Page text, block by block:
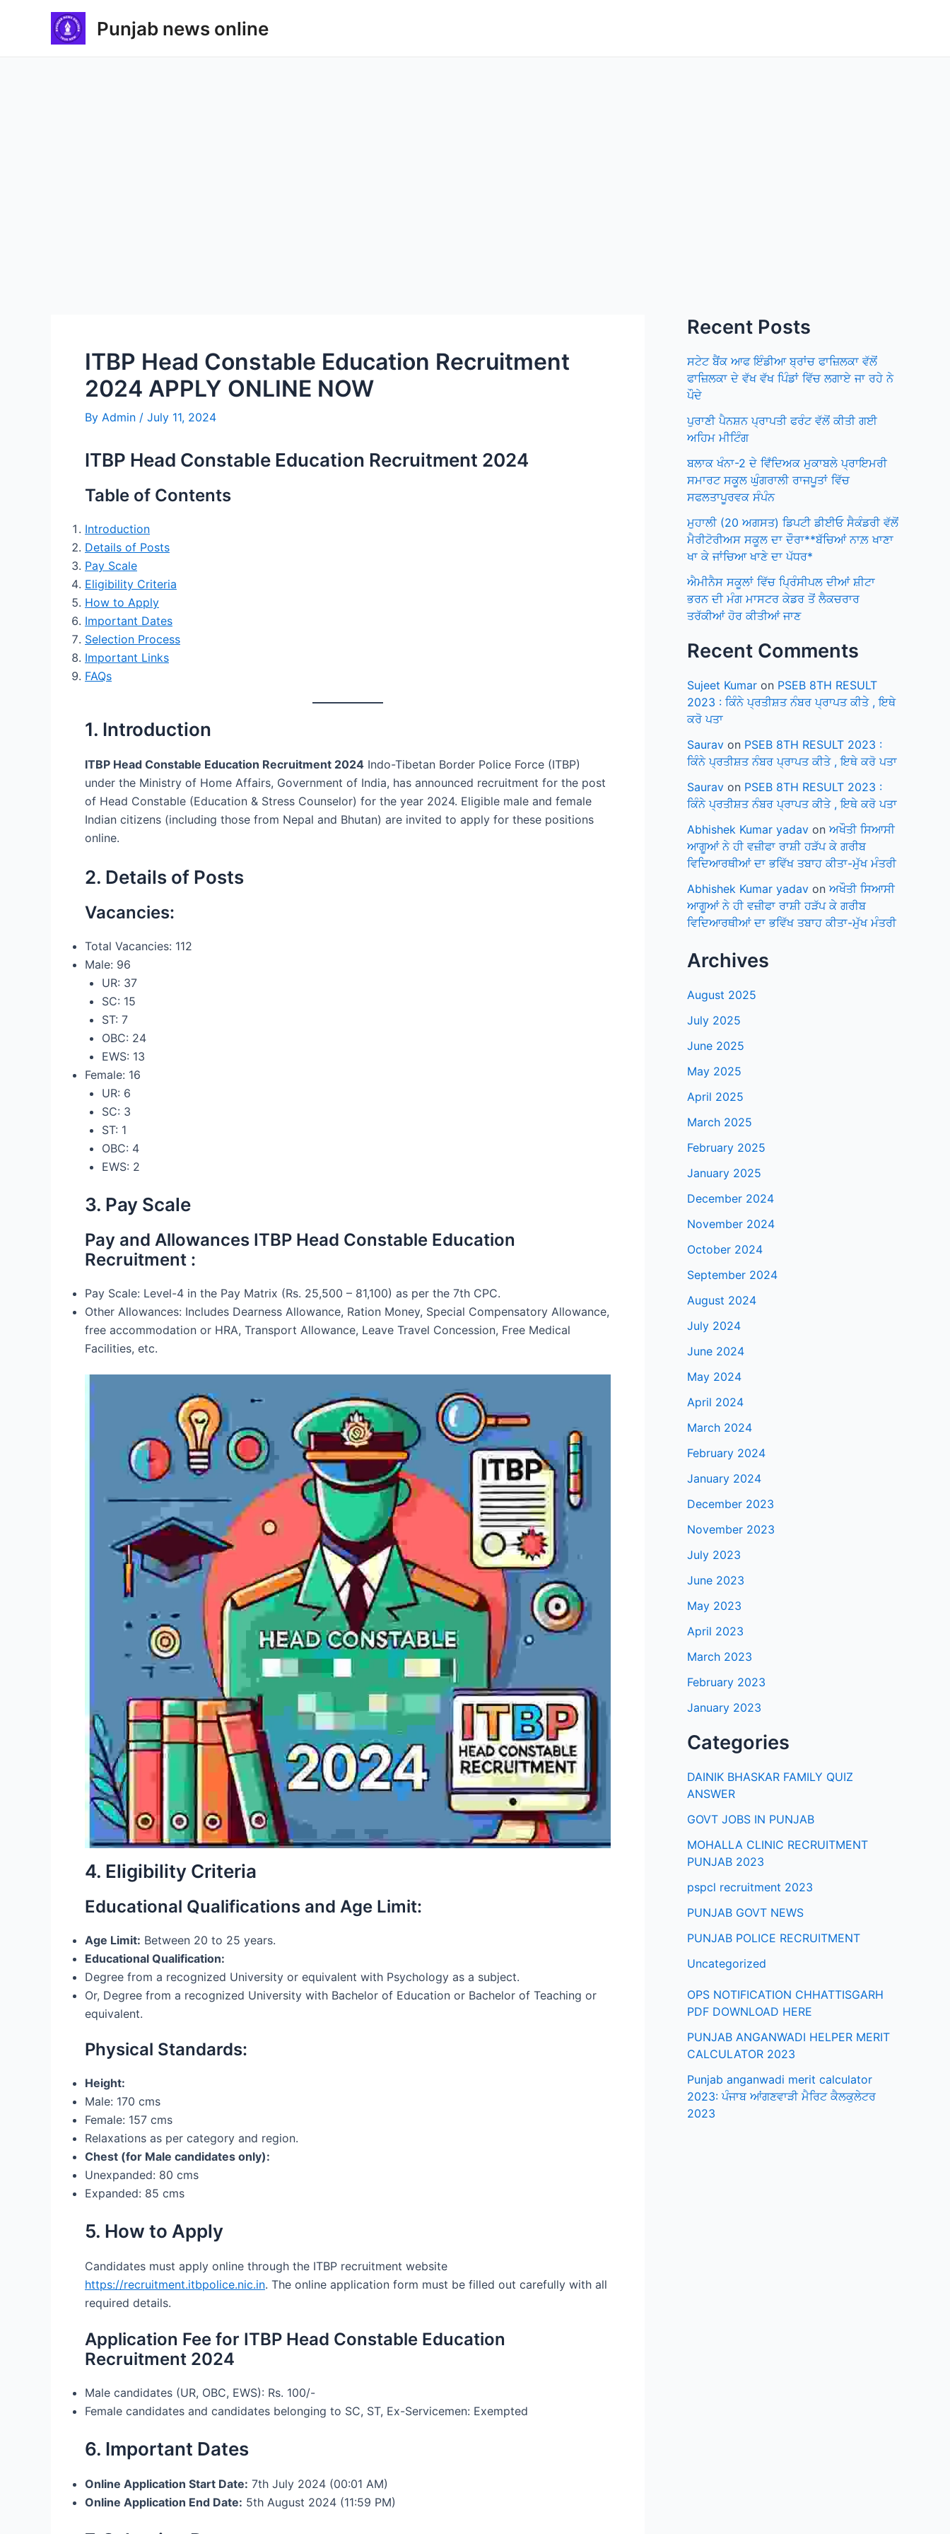
Punjab news online
ITBP Head Constable Education Recruitment
2024 APPLY ONLINE NOW
By Admin / July 11, 2024
ITBP Head Constable Education Recruitment 2024
Table of Contents
Introduction
Details of Posts
Pay Scale
Eligibility Criteria
How to Apply
Important Dates
Selection Process
Important Links
FAQs
1. Introduction
ITBP Head Constable Education Recruitment 2024 Indo-Tibetan Border Police Force (ITBP)
under the Ministry of Home Affairs, Government of India, has announced recruitment for the post
of Head Constable (Education & Stress Counselor) for the year 2024. Eligible male and female
Indian citizens (including those from Nepal and Bhutan) are invited to apply for these positions
online.
2. Details of Posts
Vacancies:
Total Vacancies: 112
Male: 96
UR: 37
SC: 15
ST: 7
OBC: 24
EWS: 13
Female: 16
UR: 6
SC: 3
ST: 1
OBC: 4
EWS: 2
3. Pay Scale
Pay and Allowances ITBP Head Constable Education
Recruitment :
Pay Scale: Level-4 in the Pay Matrix (Rs. 25,500 – 81,100) as per the 7th CPC.
Other Allowances: Includes Dearness Allowance, Ration Money, Special Compensatory Allowance,
free accommodation or HRA, Transport Allowance, Leave Travel Concession, Free Medical
Facilities, etc.
4. Eligibility Criteria
Educational Qualifications and Age Limit:
Age Limit: Between 20 to 25 years.
Educational Qualification:
Degree from a recognized University or equivalent with Psychology as a subject.
Or, Degree from a recognized University with Bachelor of Education or Bachelor of Teaching or
equivalent.
Physical Standards:
Height:
Male: 170 cms
Female: 157 cms
Relaxations as per category and region.
Chest (for Male candidates only):
Unexpanded: 80 cms
Expanded: 85 cms
5. How to Apply
Candidates must apply online through the ITBP recruitment website
https://recruitment.itbpolice.nic.in. The online application form must be filled out carefully with all
required details.
Application Fee for ITBP Head Constable Education
Recruitment 2024
Male candidates (UR, OBC, EWS): Rs. 100/-
Female candidates and candidates belonging to SC, ST, Ex-Servicemen: Exempted
6. Important Dates
Online Application Start Date: 7th July 2024 (00:01 AM)
Online Application End Date: 5th August 2024 (11:59 PM)
Recent Posts
ਸਟੇਟ ਬੈਂਕ ਆਫ ਇੰਡੀਆ ਬ੍ਰਾਂਚ ਫਾਜ਼ਿਲਕਾ ਵੱਲੋਂ
ਫਾਜ਼ਿਲਕਾ ਦੇ ਵੱਖ ਵੱਖ ਪਿੰਡਾਂ ਵਿੱਚ ਲਗਾਏ ਜਾ ਰਹੇ ਨੇ
ਪੌਦੇ
ਪੁਰਾਣੀ ਪੈਨਸ਼ਨ ਪ੍ਰਾਪਤੀ ਫਰੰਟ ਵੱਲੋਂ ਕੀਤੀ ਗਈ
ਅਹਿਮ ਮੀਟਿੰਗ
ਬਲਾਕ ਖੰਨਾ-2 ਦੇ ਵਿਁਦਿਅਕ ਮੁਕਾਬਲੇ ਪ੍ਰਾਇਮਰੀ
ਸਮਾਰਟ ਸਕੂਲ ਘੁੰਗਰਾਲੀ ਰਾਜਪੂਤਾਂ ਵਿੱਚ
ਸਫਲਤਾਪੂਰਵਕ ਸੰਪੰਨ
ਮੁਹਾਲੀ (20 ਅਗਸਤ) ਡਿਪਟੀ ਡੀਈਓ ਸੈਕੰਡਰੀ ਵੱਲੋਂ
ਮੈਰੀਟੋਰੀਅਸ ਸਕੂਲ ਦਾ ਦੌਰਾ**ਬੱਚਿਆਂ ਨਾਲ਼ ਖਾਣਾ
ਖਾ ਕੇ ਜਾਂਚਿਆ ਖਾਣੇ ਦਾ ਪੱਧਰ*
ਐਮੀਨੈਸ ਸਕੂਲਾਂ ਵਿੱਚ ਪ੍ਰਿੰਸੀਪਲ ਦੀਆਂ ਸ਼ੀਟਾ
ਭਰਨ ਦੀ ਮੰਗ ਮਾਸਟਰ ਕੇਡਰ ਤੋਂ ਲੈਕਚਰਾਰ
ਤਰੱਕੀਆਂ ਹੋਰ ਕੀਤੀਆਂ ਜਾਣ
Recent Comments
Sujeet Kumar on PSEB 8TH RESULT
2023 : ਕਿੰਨੇ ਪ੍ਰਤੀਸ਼ਤ ਨੰਬਰ ਪ੍ਰਾਪਤ ਕੀਤੇ , ਇਥੇ
ਕਰੋ ਪਤਾ
Saurav on PSEB 8TH RESULT 2023 :
ਕਿੰਨੇ ਪ੍ਰਤੀਸ਼ਤ ਨੰਬਰ ਪ੍ਰਾਪਤ ਕੀਤੇ , ਇਥੇ ਕਰੋ ਪਤਾ
Saurav on PSEB 8TH RESULT 2023 :
ਕਿੰਨੇ ਪ੍ਰਤੀਸ਼ਤ ਨੰਬਰ ਪ੍ਰਾਪਤ ਕੀਤੇ , ਇਥੇ ਕਰੋ ਪਤਾ
Abhishek Kumar yadav on ਅਖੌਤੀ ਸਿਆਸੀ
ਆਗੂਆਂ ਨੇ ਹੀ ਵਜ਼ੀਫਾ ਰਾਸ਼ੀ ਹੜੱਪ ਕੇ ਗਰੀਬ
ਵਿਦਿਆਰਥੀਆਂ ਦਾ ਭਵਿੱਖ ਤਬਾਹ ਕੀਤਾ-ਮੁੱਖ ਮੰਤਰੀ
Abhishek Kumar yadav on ਅਖੌਤੀ ਸਿਆਸੀ
ਆਗੂਆਂ ਨੇ ਹੀ ਵਜ਼ੀਫਾ ਰਾਸ਼ੀ ਹੜੱਪ ਕੇ ਗਰੀਬ
ਵਿਦਿਆਰਥੀਆਂ ਦਾ ਭਵਿੱਖ ਤਬਾਹ ਕੀਤਾ-ਮੁੱਖ ਮੰਤਰੀ
Archives
August 2025
July 2025
June 2025
May 2025
April 2025
March 2025
February 2025
January 2025
December 2024
November 2024
October 2024
September 2024
August 2024
July 2024
June 2024
May 2024
April 2024
March 2024
February 2024
January 2024
December 2023
November 2023
July 2023
June 2023
May 2023
April 2023
March 2023
February 2023
January 2023
Categories
DAINIK BHASKAR FAMILY QUIZ
ANSWER
GOVT JOBS IN PUNJAB
MOHALLA CLINIC RECRUITMENT
PUNJAB 2023
pspcl recruitment 2023
PUNJAB GOVT NEWS
PUNJAB POLICE RECRUITMENT
Uncategorized
OPS NOTIFICATION CHHATTISGARH
PDF DOWNLOAD HERE
PUNJAB ANGANWADI HELPER MERIT
CALCULATOR 2023
Punjab anganwadi merit calculator
2023: ਪੰਜਾਬ ਆਂਗਣਵਾੜੀ ਮੈਰਿਟ ਕੈਲਕੁਲੇਟਰ
2023